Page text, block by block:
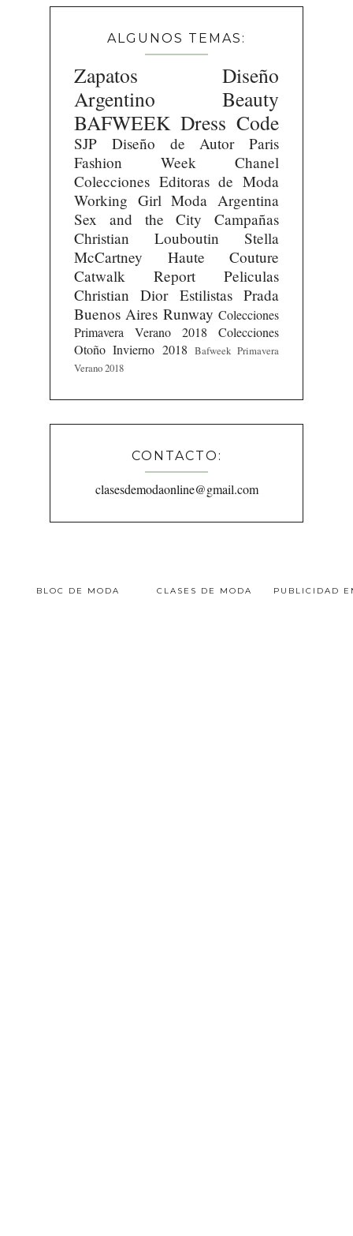
ALGUNOS TEMAS:
Zapatos
Diseño
Argentino
Beauty
BAFWEEK Dress Code
SJP Diseño de Autor
Paris
Fashion Week
Chanel
Colecciones Editoras de Moda
Working Girl Moda Argentina
Sex and the City
Campañas
Christian Louboutin
Stella
McCartney
Haute Couture
Catwalk Report
Peliculas
Christian Dior Estilistas Prada
Buenos Aires Runway Colecciones
Primavera Verano 2018
Colecciones
Otoño Invierno 2018 Bafweek Primavera
Verano 2018
CONTACTO:
clasesdemodaonline@gmail.com
BLOC DE MODA CLASES DE MODA PUBLICIDAD